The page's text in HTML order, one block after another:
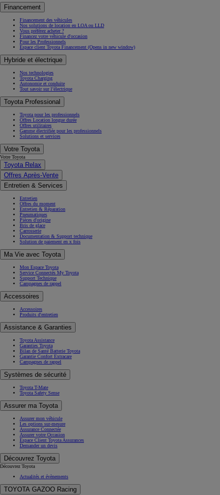
Financement
Financement des véhicules
Nos solutions de location en LOA ou LLD
Vous préférez acheter ?
Financez votre véhicule d'occasion
Pour les Professionnels
Espace client Toyota Financement (Opens in new window)
Hybride et électrique
Nos technologies
Toyota Charging
Autonomie et conduite
Tout savoir sur l’électrique
Toyota Professional
Toyota pour les professionnels
Offres Location longue durée
Offres utilitaires
Gamme électrifiée pour les professionnels
Solutions et services
Votre Toyota
Votre Toyota
Toyota Relax
Offres Après-Vente
Entretien & Services
Entretien
Offres du moment
Entretien & Réparation
Pneumatiques
Pièces d'origine
Bris de glace
Carrosserie
Documentation & Support technique
Solution de paiement en x fois
Ma Vie avec Toyota
Mon Espace Toyota
Service Connectés My Toyota
Support Technique
Campagnes de rappel
Accessoires
Accessoires
Produits d'entretien
Assistance & Garanties
Toyota Assistance
Garanties Toyota
Bilan de Santé Batterie Toyota
Garantie Confort Extracare
Campagnes de rappel
Systèmes de sécurité
Toyota T-Mate
Toyota Safety Sense
Assurer ma Toyota
Assurer mon véhicule
Les options sur-mesure
Assurance Connectée
Assurer votre Occasion
Espace Client Toyota Assurances
Demander un devis
Découvrez Toyota
Découvrez Toyota
Actualités et évènements
TOYOTA GAZOO Racing